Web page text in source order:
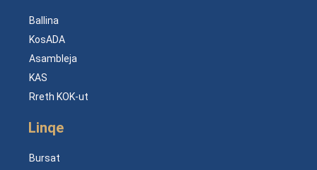
Ballina
KosADA
Asambleja
KAS
Rreth KOK-ut
Linqe
Bursat